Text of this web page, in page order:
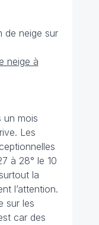
de neige sur
neige à
un mois
Les
à 28° le 10
la
l’attention.
sur les
car des